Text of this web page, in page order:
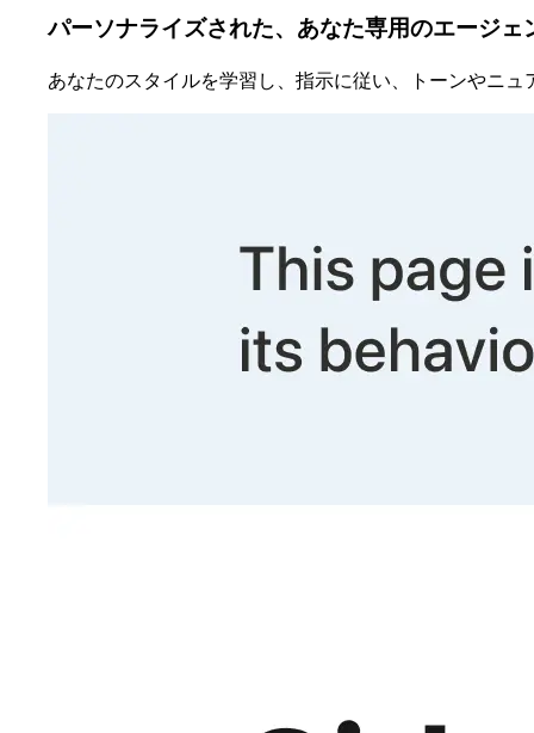
パーソナライズされた、あなた専用のエージェ
あなたのスタイルを学習し、指示に従い、トーンやニ